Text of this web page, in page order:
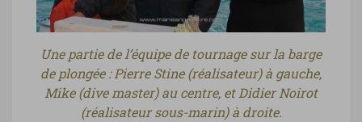
Une partie de l’équipe de tournage sur la barge
de plongée : Pierre Stine (réalisateur) à gauche,
Mike (dive master) au centre, et Didier Noirot
(réalisateur sous-marin) à droite.